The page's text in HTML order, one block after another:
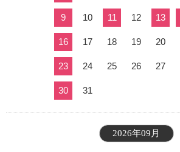
9 10 11 12 13
16 17 18 19 20
23 24 25 26 27
30 31
2026年09月